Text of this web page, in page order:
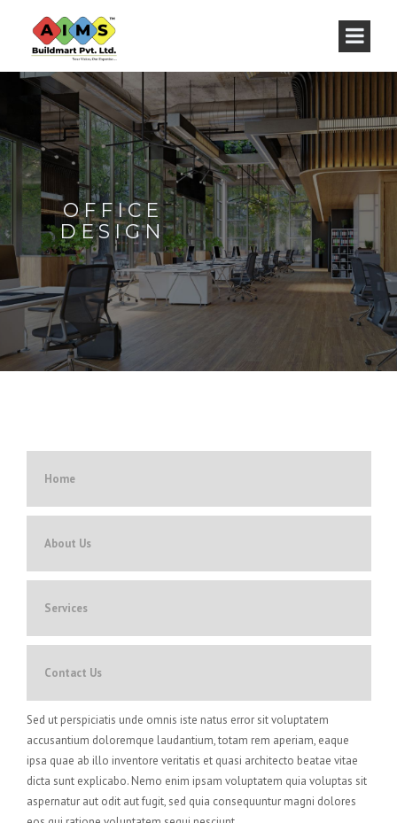
OFFICE
DESIGN
Home
About Us
Services
Contact Us
Sed ut perspiciatis unde omnis iste natus error sit voluptatem
accusantium doloremque laudantium, totam rem aperiam, eaque
ipsa quae ab illo inventore veritatis et quasi architecto beatae vitae
dicta sunt explicabo. Nemo enim ipsam voluptatem quia voluptas sit
aspernatur aut odit aut fugit, sed quia consequuntur magni dolores